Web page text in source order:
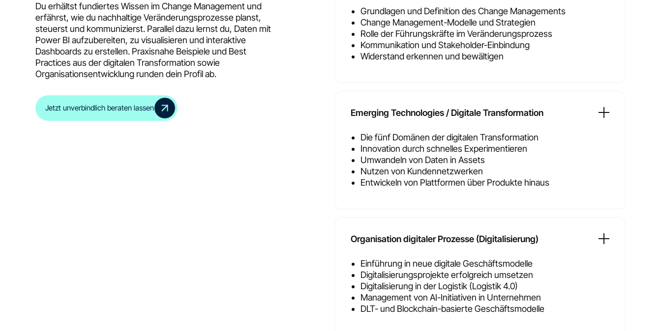
Du erhältst fundiertes Wissen im Change Management und
erfährst, wie du nachhaltige Veränderungsprozesse planst,
steuerst und kommunizierst. Parallel dazu lernst du, Daten mit
Power BI aufzubereiten, zu visualisieren und interaktive
Dashboards zu erstellen. Praxisnahe Beispiele und Best
Practices aus der digitalen Transformation sowie
Organisationsentwicklung runden dein Profil ab.
Jetzt unverbindlich beraten lassen
Grundlagen und Definition des Change Managements
Change Management-Modelle und Strategien
Rolle der Führungskräfte im Veränderungsprozess
Kommunikation und Stakeholder-Einbindung
Widerstand erkennen und bewältigen
Emerging Technologies / Digitale Transformation
Die fünf Domänen der digitalen Transformation
Innovation durch schnelles Experimentieren
Umwandeln von Daten in Assets
Nutzen von Kundennetzwerken
Entwickeln von Plattformen über Produkte hinaus
Organisation digitaler Prozesse (Digitalisierung)
Einführung in neue digitale Geschäftsmodelle
Digitalisierungsprojekte erfolgreich umsetzen
Digitalisierung in der Logistik (Logistik 4.0)
Management von AI-Initiativen in Unternehmen
DLT- und Blockchain-basierte Geschäftsmodelle